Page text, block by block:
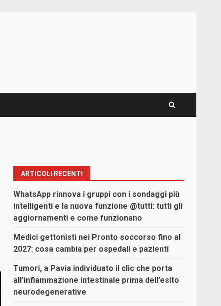
ARTICOLI RECENTI
WhatsApp rinnova i gruppi con i sondaggi più
intelligenti e la nuova funzione @tutti: tutti gli
aggiornamenti e come funzionano
Medici gettonisti nei Pronto soccorso fino al
2027: cosa cambia per ospedali e pazienti
Tumori, a Pavia individuato il clic che porta
all’infiammazione intestinale prima dell’esito
neurodegenerative